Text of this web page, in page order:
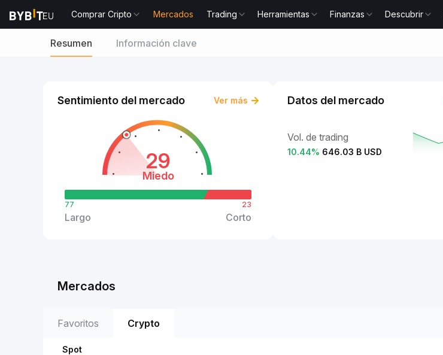
Comprar Cripto Mercados Trading Herramientas Finanzas Descubrir
Resumen Información clave
Sentimiento del mercado Ver más
29
Miedo
77
Largo
23
Corto
Datos del mercado
Vol. de trading
10.44% 646.03 B USD
Mercados
Favoritos Crypto
Spot